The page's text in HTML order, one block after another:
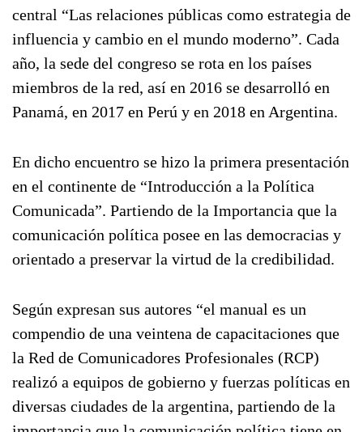
central “Las relaciones públicas como estrategia de
influencia y cambio en el mundo moderno”. Cada
año, la sede del congreso se rota en los países
miembros de la red, así en 2016 se desarrolló en
Panamá, en 2017 en Perú y en 2018 en Argentina.
En dicho encuentro se hizo la primera presentación
en el continente de “Introducción a la Política
Comunicada”. Partiendo de la Importancia que la
comunicación política posee en las democracias y
orientado a preservar la virtud de la credibilidad.
Según expresan sus autores “el manual es un
compendio de una veintena de capacitaciones que
la Red de Comunicadores Profesionales (RCP)
realizó a equipos de gobierno y fuerzas políticas en
diversas ciudades de la argentina, partiendo de la